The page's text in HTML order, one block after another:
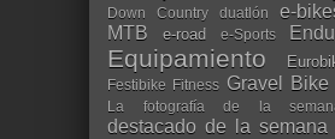
Down Country duatlón e-
MTB
e-road e-Sports
Equipamiento
Festibike Fitness Gravel Bike
La fotografía de la
destacado de la semana